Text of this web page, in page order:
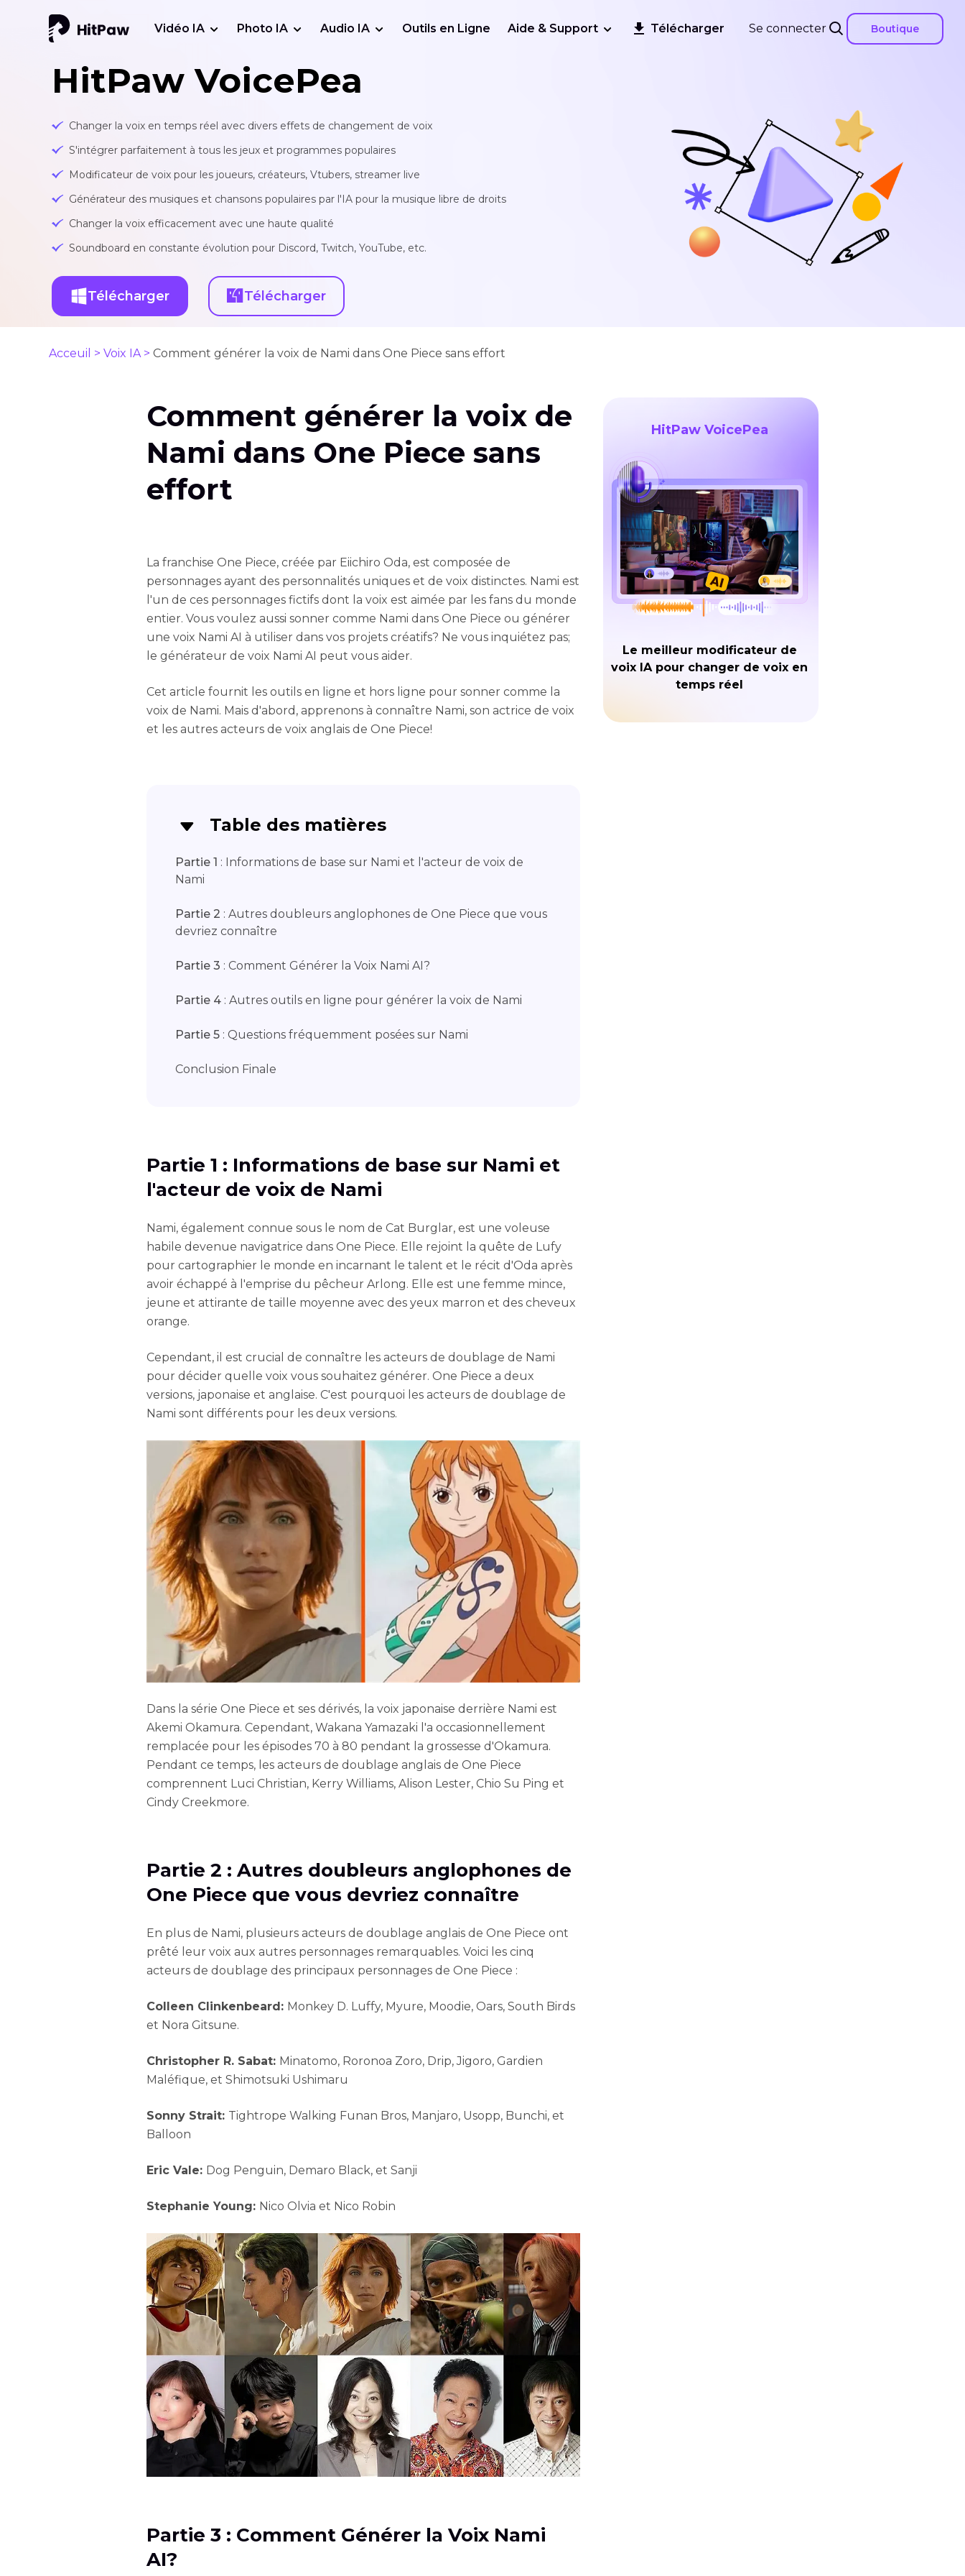
Se connecter Boutique
Vidéo IA Photo IA Audio IA Outils en Ligne Aide & Support Télécharger
HitPaw VoicePea
Changer la voix en temps réel avec divers effets de changement de voix
S'intégrer parfaitement à tous les jeux et programmes populaires
Modificateur de voix pour les joueurs, créateurs, Vtubers, streamer live
Générateur des musiques et chansons populaires par l'IA pour la musique libre de droits
Changer la voix efficacement avec une haute qualité
Soundboard en constante évolution pour Discord, Twitch, YouTube, etc.
Télécharger Télécharger
Acceuil > Voix IA > Comment générer la voix de Nami dans One Piece sans effort
Comment générer la voix de
Nami dans One Piece sans
effort
La franchise One Piece, créée par Eiichiro Oda, est composée de
personnages ayant des personnalités uniques et de voix distinctes. Nami est
l'un de ces personnages fictifs dont la voix est aimée par les fans du monde
entier. Vous voulez aussi sonner comme Nami dans One Piece ou générer
une voix Nami AI à utiliser dans vos projets créatifs? Ne vous inquiétez pas;
le générateur de voix Nami AI peut vous aider.
Cet article fournit les outils en ligne et hors ligne pour sonner comme la
voix de Nami. Mais d'abord, apprenons à connaître Nami, son actrice de voix
et les autres acteurs de voix anglais de One Piece!
Table des matières
Partie 1 : Informations de base sur Nami et l'acteur de voix de
Nami
Partie 2 : Autres doubleurs anglophones de One Piece que vous
devriez connaître
Partie 3 : Comment Générer la Voix Nami AI?
Partie 4 : Autres outils en ligne pour générer la voix de Nami
Partie 5 : Questions fréquemment posées sur Nami
Conclusion Finale
Partie 1 : Informations de base sur Nami et
l'acteur de voix de Nami
Nami, également connue sous le nom de Cat Burglar, est une voleuse
habile devenue navigatrice dans One Piece. Elle rejoint la quête de Lufy
pour cartographier le monde en incarnant le talent et le récit d'Oda après
avoir échappé à l'emprise du pêcheur Arlong. Elle est une femme mince,
jeune et attirante de taille moyenne avec des yeux marron et des cheveux
orange.
Cependant, il est crucial de connaître les acteurs de doublage de Nami
pour décider quelle voix vous souhaitez générer. One Piece a deux
versions, japonaise et anglaise. C'est pourquoi les acteurs de doublage de
Nami sont différents pour les deux versions.
Dans la série One Piece et ses dérivés, la voix japonaise derrière Nami est
Akemi Okamura. Cependant, Wakana Yamazaki l'a occasionnellement
remplacée pour les épisodes 70 à 80 pendant la grossesse d'Okamura.
Pendant ce temps, les acteurs de doublage anglais de One Piece
comprennent Luci Christian, Kerry Williams, Alison Lester, Chio Su Ping et
Cindy Creekmore.
Partie 2 : Autres doubleurs anglophones de
One Piece que vous devriez connaître
En plus de Nami, plusieurs acteurs de doublage anglais de One Piece ont
prêté leur voix aux autres personnages remarquables. Voici les cinq
acteurs de doublage des principaux personnages de One Piece :
Colleen Clinkenbeard: Monkey D. Luffy, Myure, Moodie, Oars, South Birds
et Nora Gitsune.
Christopher R. Sabat: Minatomo, Roronoa Zoro, Drip, Jigoro, Gardien
Maléfique, et Shimotsuki Ushimaru
Sonny Strait: Tightrope Walking Funan Bros, Manjaro, Usopp, Bunchi, et
Balloon
Eric Vale: Dog Penguin, Demaro Black, et Sanji
Stephanie Young: Nico Olvia et Nico Robin
Partie 3 : Comment Générer la Voix Nami
AI?
HitPaw VoicePea
Le meilleur modificateur de
voix IA pour changer de voix en
temps réel